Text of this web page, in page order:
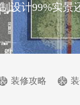
设计99%实
装修攻略 装